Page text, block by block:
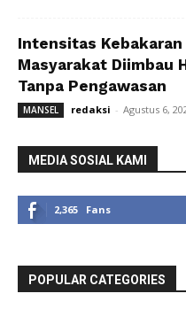
Intensitas
Masyarakat Diimbau
Tanpa Pengawasan
MANSEL redaksi - Agustus 6,
MEDIA SOSIAL KAMI
2,365 Fans
POPULAR CATEGORIES